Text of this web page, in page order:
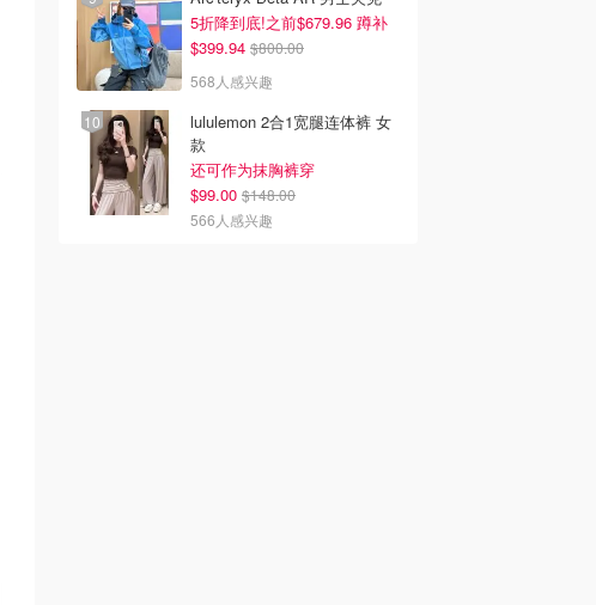
5折降到底!之前$679.96 蹲补
$399.94 $800.00
568人感兴趣
lululemon 2合1宽腿连体裤 女
款
还可作为抹胸裤穿
$99.00 $148.00
566人感兴趣